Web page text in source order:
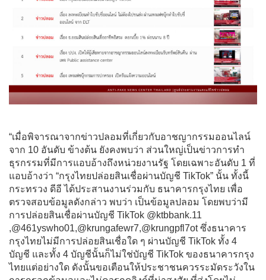
“เมื่อพิจารณาจากข่าวปลอมที่เกี่ยวกับอาชญากรรมออนไลน์
จาก 10 อันดับ ข้างต้น ยังคงพบว่า ส่วนใหญ่เป็นข่าวการทำ
ธุรกรรมที่มีการแอบอ้างถึงหน่วยงานรัฐ โดยเฉพาะอันดับ 1 ที่
แอบอ้างว่า “กรุงไทยปล่อยสินเชื่อผ่านบัญชี TikTok” นั้น ทั้งนี้
กระทรวง ดีอี ได้ประสานงานร่วมกับ ธนาคารกรุงไทย เพื่อ
ตรวจสอบข้อมูลดังกล่าว พบว่า เป็นข้อมูลปลอม โดยพบว่ามี
การปล่อยสินเชื่อผ่านบัญชี TikTok @ktbbank.11
,@461yswho01,@krungafewr7,@krungpfl7ot ซึ่งธนาคาร
กรุงไทยไม่มีการปล่อยสินเชื่อใด ๆ ผ่านบัญชี TikTok ทั้ง 4
บัญชี และทั้ง 4 บัญชีนั้นก็ไม่ใช่บัญชี TikTok ของธนาคารกรุง
ไทยแต่อย่างใด ดังนั้นขอเตือนให้ประชาชนควรระมัดระวังใน